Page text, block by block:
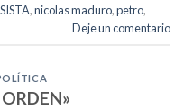
,nicolas maduro,petro,
Deje un comentario